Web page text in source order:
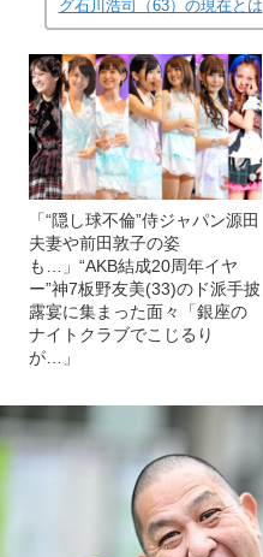
グ石川浩司（63）の現在とは
「“隠し球不倫”侍ジャパン源田
夫妻や前田敦子の姿
も…」“AKB結成20周年イヤ
ー”神7板野友美(33)のド派手披
露宴に集まった面々「銀座の
ナイトクラブでこじるり
が…」